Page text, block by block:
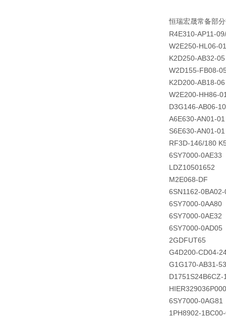
恒瑞宏晟常备部
R4E310-AP11-
W2E250-HL06-01
K2D250-AB32-05
W2D155-FB08-
K2D200-AB18-06
W2E200-HH86-
D3G146-AB06-10
A6E630-AN01-01
S6E630-AN01-01
RF3D-146/180
6SY7000-0AE33
LDZ10501652
M2E068-DF
6SN1162-0BA02-
6SY7000-0AA80
6SY7000-0AE32
6SY7000-0AD05
2GDFUT65
G4D200-CD04-
G1G170-AB31-53
D1751S24B6CZ-
6SY7000-0AG81
1PH8902-